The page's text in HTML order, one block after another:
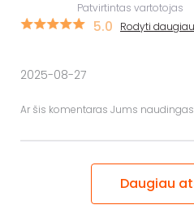
Patvirtintas vartotojas
5.0 Rodyti daugiau
2025-08-27
Ar šis komentaras Jums
Daugiau